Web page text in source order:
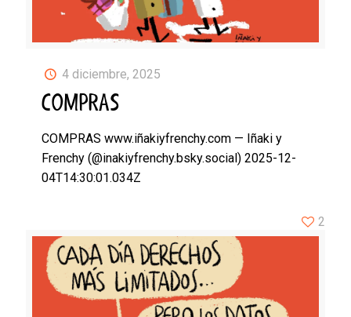
4 diciembre, 2025
COMPRAS
COMPRAS www.iñakiyfrenchy.com — Iñaki y
Frenchy (@inakiyfrenchy.bsky.social) 2025-12-
04T14:30:01.034Z
2